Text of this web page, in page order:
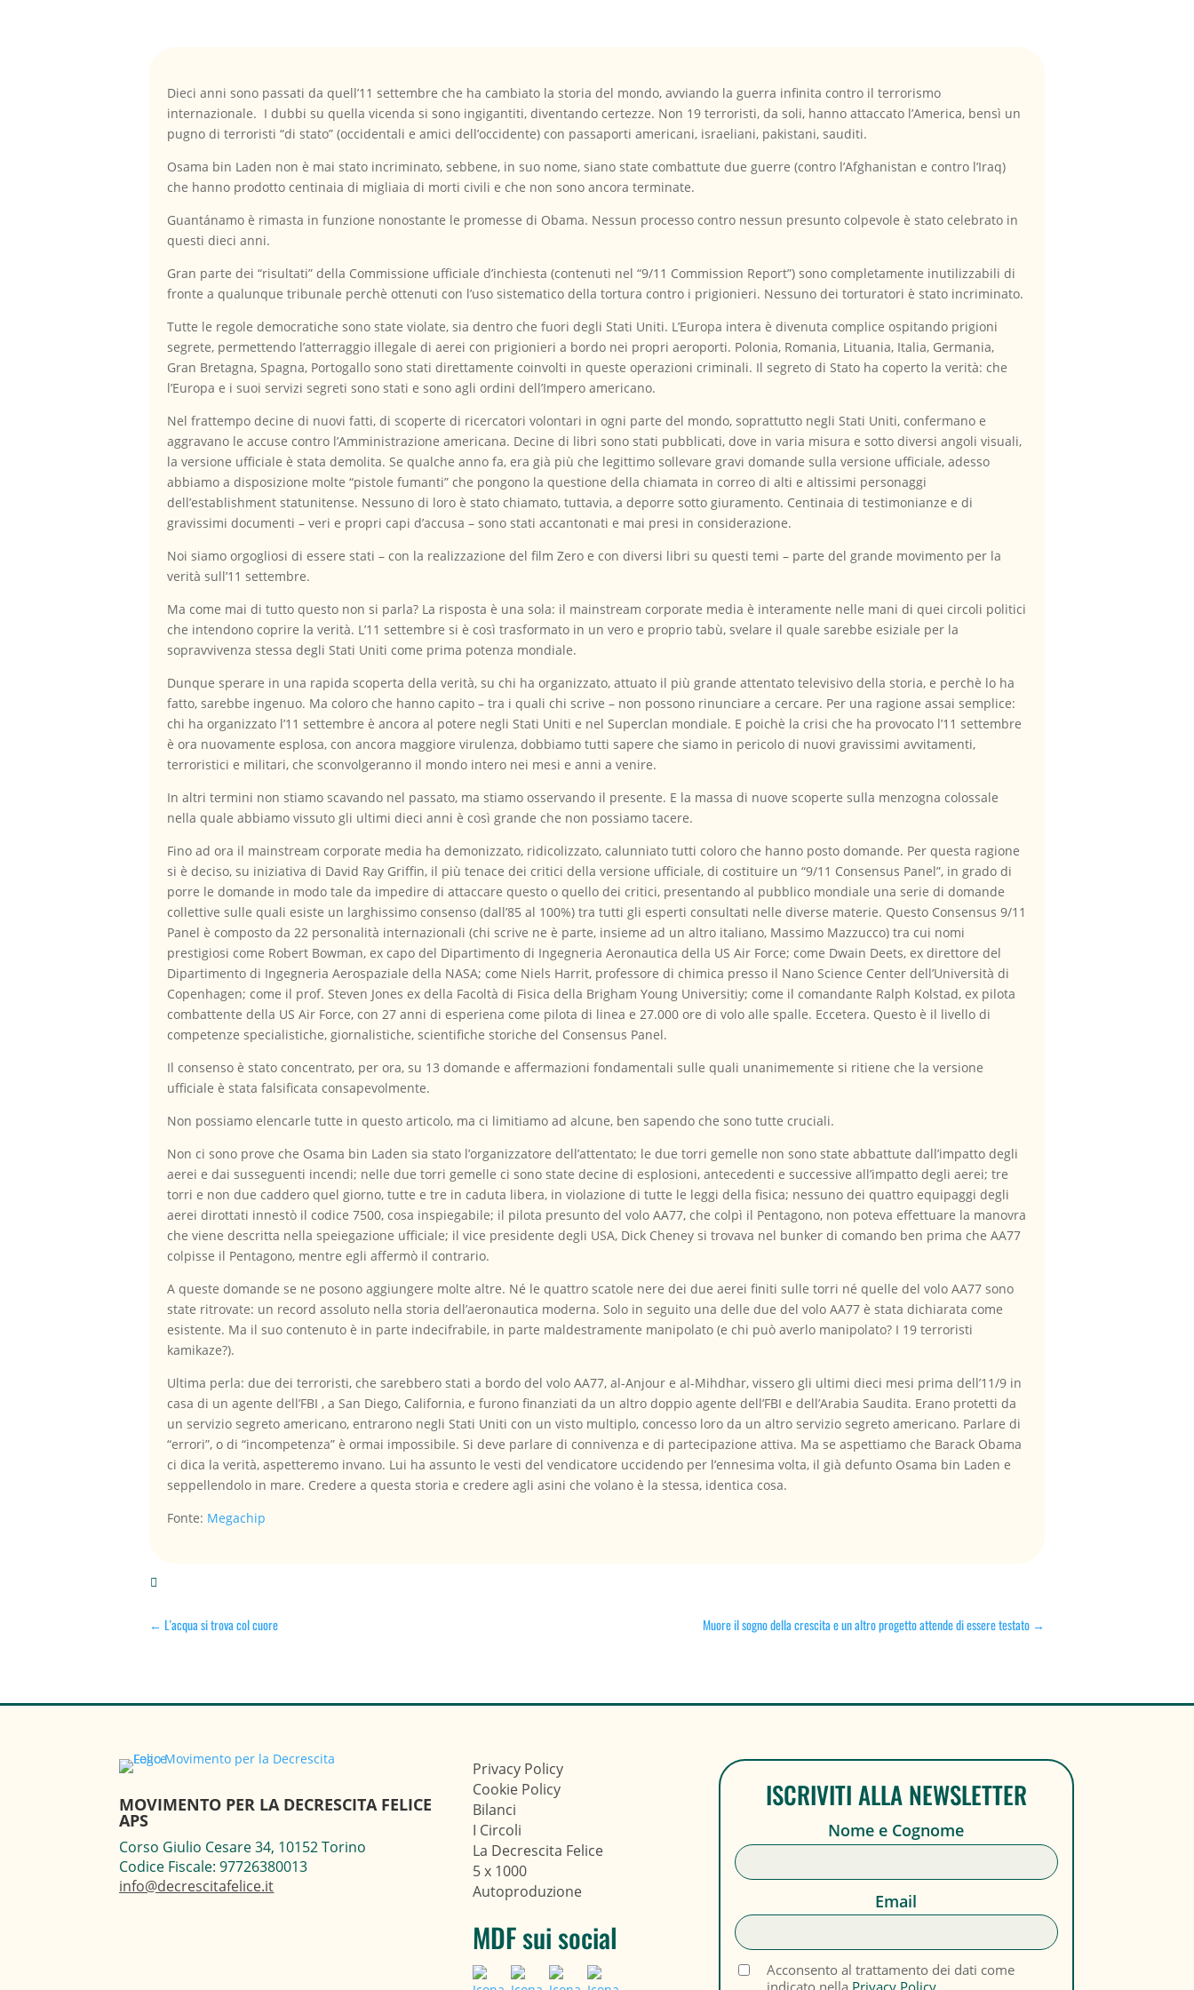
Dieci anni sono passati da quell’11 settembre che ha cambiato la storia del mondo, avviando la guerra infinita contro il terrorismo
internazionale. I dubbi su quella vicenda si sono ingigantiti, diventando certezze. Non 19 terroristi, da soli, hanno attaccato l’America, bensì un
pugno di terroristi “di stato” (occidentali e amici dell’occidente) con passaporti americani, israeliani, pakistani, sauditi.
Osama bin Laden non è mai stato incriminato, sebbene, in suo nome, siano state combattute due guerre (contro l’Afghanistan e contro l’Iraq)
che hanno prodotto centinaia di migliaia di morti civili e che non sono ancora terminate.
Guantánamo è rimasta in funzione nonostante le promesse di Obama. Nessun processo contro nessun presunto colpevole è stato celebrato in
questi dieci anni.
Gran parte dei “risultati” della Commissione ufficiale d’inchiesta (contenuti nel “9/11 Commission Report”) sono completamente inutilizzabili di
fronte a qualunque tribunale perchè ottenuti con l’uso sistematico della tortura contro i prigionieri. Nessuno dei torturatori è stato incriminato.
Tutte le regole democratiche sono state violate, sia dentro che fuori degli Stati Uniti. L’Europa intera è divenuta complice ospitando prigioni
segrete, permettendo l’atterraggio illegale di aerei con prigionieri a bordo nei propri aeroporti. Polonia, Romania, Lituania, Italia, Germania,
Gran Bretagna, Spagna, Portogallo sono stati direttamente coinvolti in queste operazioni criminali. Il segreto di Stato ha coperto la verità: che
l’Europa e i suoi servizi segreti sono stati e sono agli ordini dell’Impero americano.
Nel frattempo decine di nuovi fatti, di scoperte di ricercatori volontari in ogni parte del mondo, soprattutto negli Stati Uniti, confermano e
aggravano le accuse contro l’Amministrazione americana. Decine di libri sono stati pubblicati, dove in varia misura e sotto diversi angoli visuali,
la versione ufficiale è stata demolita. Se qualche anno fa, era già più che legittimo sollevare gravi domande sulla versione ufficiale, adesso
abbiamo a disposizione molte “pistole fumanti” che pongono la questione della chiamata in correo di alti e altissimi personaggi
dell’establishment statunitense. Nessuno di loro è stato chiamato, tuttavia, a deporre sotto giuramento. Centinaia di testimonianze e di
gravissimi documenti – veri e propri capi d’accusa – sono stati accantonati e mai presi in considerazione.
Noi siamo orgogliosi di essere stati – con la realizzazione del film Zero e con diversi libri su questi temi – parte del grande movimento per la
verità sull’11 settembre.
Ma come mai di tutto questo non si parla? La risposta è una sola: il mainstream corporate media è interamente nelle mani di quei circoli politici
che intendono coprire la verità. L’11 settembre si è così trasformato in un vero e proprio tabù, svelare il quale sarebbe esiziale per la
sopravvivenza stessa degli Stati Uniti come prima potenza mondiale.
Dunque sperare in una rapida scoperta della verità, su chi ha organizzato, attuato il più grande attentato televisivo della storia, e perchè lo ha
fatto, sarebbe ingenuo. Ma coloro che hanno capito – tra i quali chi scrive – non possono rinunciare a cercare. Per una ragione assai semplice:
chi ha organizzato l’11 settembre è ancora al potere negli Stati Uniti e nel Superclan mondiale. E poichè la crisi che ha provocato l’11 settembre
è ora nuovamente esplosa, con ancora maggiore virulenza, dobbiamo tutti sapere che siamo in pericolo di nuovi gravissimi avvitamenti,
terroristici e militari, che sconvolgeranno il mondo intero nei mesi e anni a venire.
In altri termini non stiamo scavando nel passato, ma stiamo osservando il presente. E la massa di nuove scoperte sulla menzogna colossale
nella quale abbiamo vissuto gli ultimi dieci anni è così grande che non possiamo tacere.
Fino ad ora il mainstream corporate media ha demonizzato, ridicolizzato, calunniato tutti coloro che hanno posto domande. Per questa ragione
si è deciso, su iniziativa di David Ray Griffin, il più tenace dei critici della versione ufficiale, di costituire un “9/11 Consensus Panel”, in grado di
porre le domande in modo tale da impedire di attaccare questo o quello dei critici, presentando al pubblico mondiale una serie di domande
collettive sulle quali esiste un larghissimo consenso (dall’85 al 100%) tra tutti gli esperti consultati nelle diverse materie. Questo Consensus 9/11
Panel è composto da 22 personalità internazionali (chi scrive ne è parte, insieme ad un altro italiano, Massimo Mazzucco) tra cui nomi
prestigiosi come Robert Bowman, ex capo del Dipartimento di Ingegneria Aeronautica della US Air Force; come Dwain Deets, ex direttore del
Dipartimento di Ingegneria Aerospaziale della NASA; come Niels Harrit, professore di chimica presso il Nano Science Center dell’Università di
Copenhagen; come il prof. Steven Jones ex della Facoltà di Fisica della Brigham Young Universitiy; come il comandante Ralph Kolstad, ex pilota
combattente della US Air Force, con 27 anni di esperiena come pilota di linea e 27.000 ore di volo alle spalle. Eccetera. Questo è il livello di
competenze specialistiche, giornalistiche, scientifiche storiche del Consensus Panel.
Il consenso è stato concentrato, per ora, su 13 domande e affermazioni fondamentali sulle quali unanimemente si ritiene che la versione
ufficiale è stata falsificata consapevolmente.
Non possiamo elencarle tutte in questo articolo, ma ci limitiamo ad alcune, ben sapendo che sono tutte cruciali.
Non ci sono prove che Osama bin Laden sia stato l’organizzatore dell’attentato; le due torri gemelle non sono state abbattute dall’impatto degli
aerei e dai susseguenti incendi; nelle due torri gemelle ci sono state decine di esplosioni, antecedenti e successive all’impatto degli aerei; tre
torri e non due caddero quel giorno, tutte e tre in caduta libera, in violazione di tutte le leggi della fisica; nessuno dei quattro equipaggi degli
aerei dirottati innestò il codice 7500, cosa inspiegabile; il pilota presunto del volo AA77, che colpì il Pentagono, non poteva effettuare la manovra
che viene descritta nella speiegazione ufficiale; il vice presidente degli USA, Dick Cheney si trovava nel bunker di comando ben prima che AA77
colpisse il Pentagono, mentre egli affermò il contrario.
A queste domande se ne posono aggiungere molte altre. Né le quattro scatole nere dei due aerei finiti sulle torri né quelle del volo AA77 sono
state ritrovate: un record assoluto nella storia dell’aeronautica moderna. Solo in seguito una delle due del volo AA77 è stata dichiarata come
esistente. Ma il suo contenuto è in parte indecifrabile, in parte maldestramente manipolato (e chi può averlo manipolato? I 19 terroristi
kamikaze?).
Ultima perla: due dei terroristi, che sarebbero stati a bordo del volo AA77, al-Anjour e al-Mihdhar, vissero gli ultimi dieci mesi prima dell’11/9 in
casa di un agente dell’FBI , a San Diego, California, e furono finanziati da un altro doppio agente dell’FBI e dell’Arabia Saudita. Erano protetti da
un servizio segreto americano, entrarono negli Stati Uniti con un visto multiplo, concesso loro da un altro servizio segreto americano. Parlare di
“errori”, o di “incompetenza” è ormai impossibile. Si deve parlare di connivenza e di partecipazione attiva. Ma se aspettiamo che Barack Obama
ci dica la verità, aspetteremo invano. Lui ha assunto le vesti del vendicatore uccidendo per l’ennesima volta, il già defunto Osama bin Laden e
seppellendolo in mare. Credere a questa storia e credere agli asini che volano è la stessa, identica cosa.
Fonte: Megachip

←L'acqua si trova col cuore Muore il sogno della crescita e un altro progetto attende di essere testato→
MOVIMENTO PER LA DECRESCITA FELICE
APS
Corso Giulio Cesare 34, 10152 Torino
Codice Fiscale: 97726380013
info@decrescitafelice.it
Privacy Policy
Cookie Policy
Bilanci
I Circoli
La Decrescita Felice
5 x 1000
Autoproduzione
MDF sui social
ISCRIVITI ALLA NEWSLETTER
Nome e Cognome
Email
Acconsento al trattamento dei dati come